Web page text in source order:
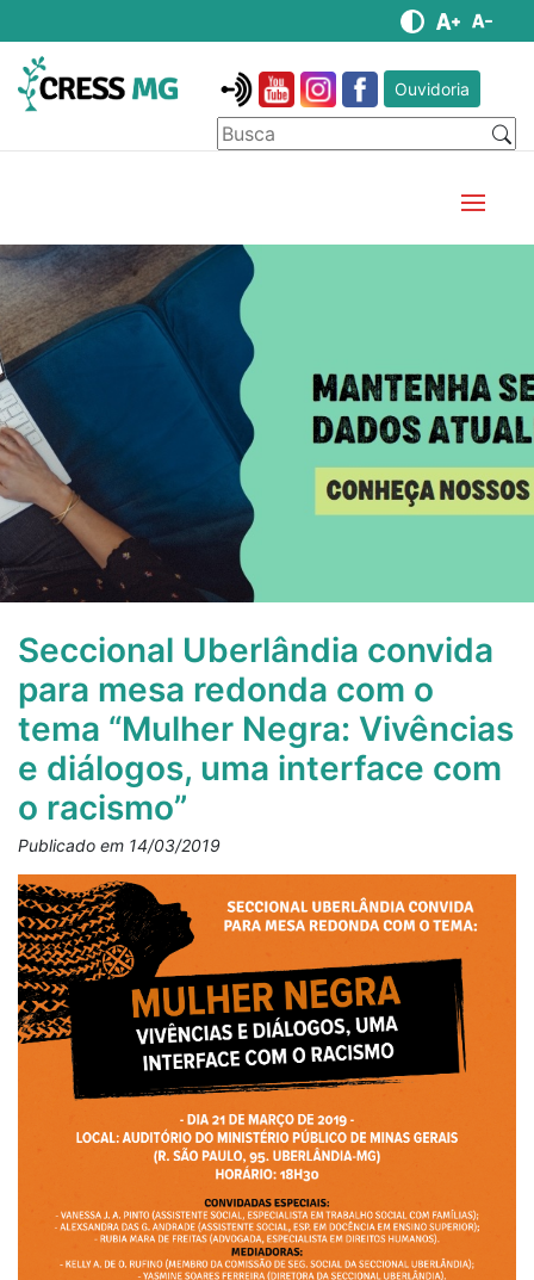
Ouvidoria
Seccional Uberlândia convida
para mesa redonda com o
tema “Mulher Negra: Vivências
e diálogos, uma interface com
o racismo”
Publicado em 14/03/2019